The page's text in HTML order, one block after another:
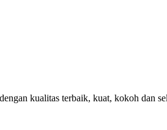
kualitas terbaik, kuat, kokoh dan